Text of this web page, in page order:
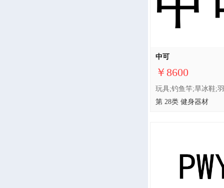
中可
￥8600
第 28类 健身器材